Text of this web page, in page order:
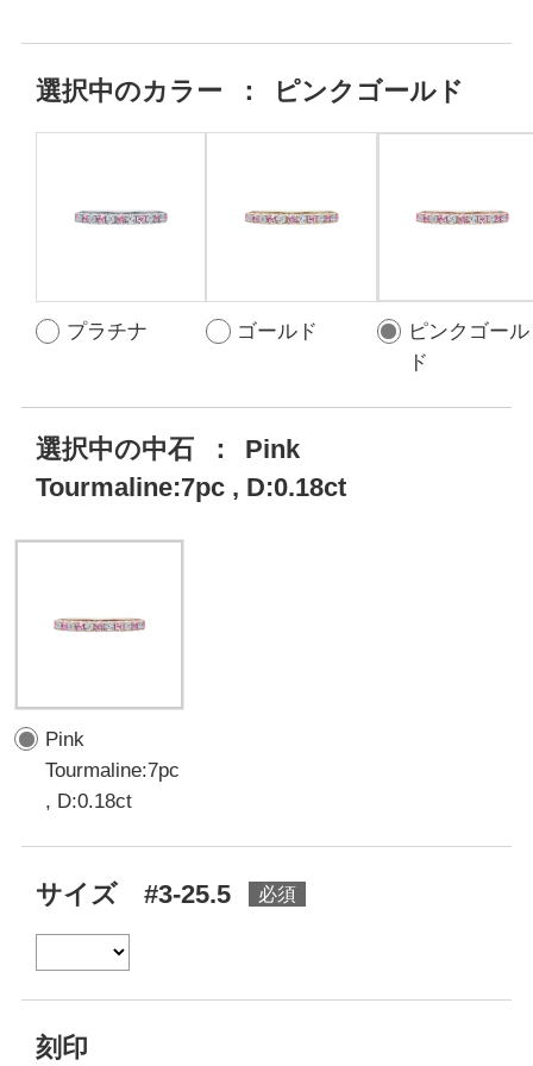
選択中のカラー ： ピンクゴールド
プラチナ ゴールド
ピンクゴール
ド
選択中の中石 ：
Pink
Tourmaline:7pc , D:0.18ct
Pink
Tourmaline:7pc
, D:0.18ct
サイズ #3-25.5
刻印